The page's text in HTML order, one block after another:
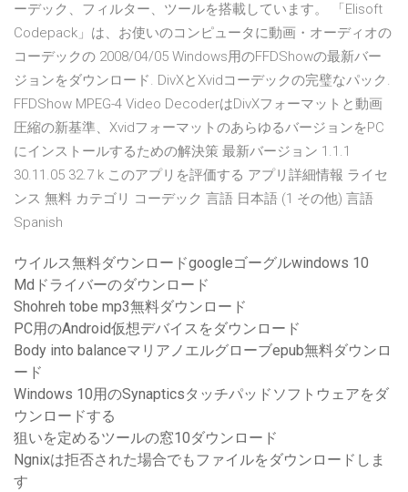
ーデック、フィルター、ツールを搭載しています。 「Elisoft
Codepack」は、お使いのコンピュータに動画・オーディオの
コーデックの 2008/04/05 Windows用のFFDShowの最新バー
ジョンをダウンロード. DivXとXvidコーデックの完璧なパック.
FFDShow MPEG-4 Video DecoderはDivXフォーマットと動画
圧縮の新基準、XvidフォーマットのあらゆるバージョンをPC
にインストールするための解決策 最新バージョン 1.1.1
30.11.05 32.7 k このアプリを評価する アプリ詳細情報 ライセ
ンス 無料 カテゴリ コーデック 言語 日本語 (1 その他) 言語
Spanish
ウイルス無料ダウンロードgoogleゴーグルwindows 10
Mdドライバーのダウンロード
Shohreh tobe mp3無料ダウンロード
PC用のAndroid仮想デバイスをダウンロード
Body into balanceマリアノエルグローブepub無料ダウンロ
ード
Windows 10用のSynapticsタッチパッドソフトウェアをダ
ウンロードする
狙いを定めるツールの窓10ダウンロード
Ngnixは拒否された場合でもファイルをダウンロードしま
す